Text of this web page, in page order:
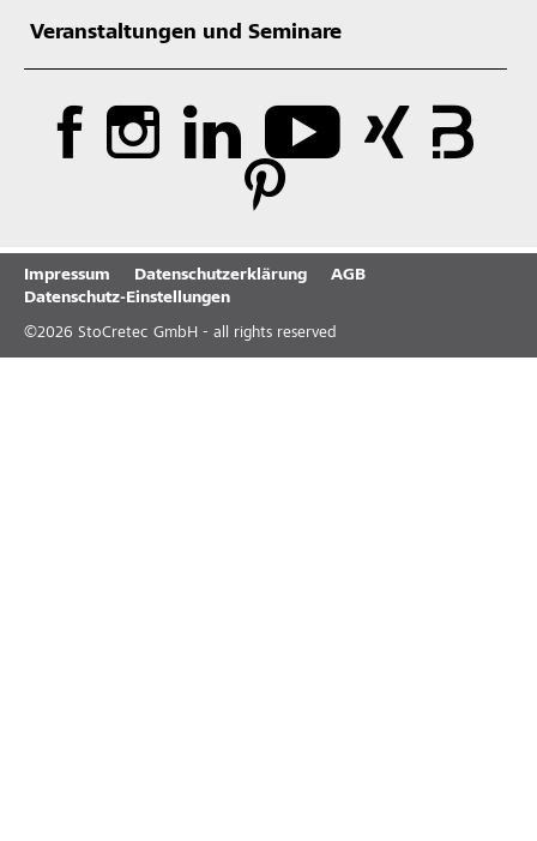
Veranstaltungen und Seminare
Impressum Datenschutzerklärung
AGB
Datenschutz-Einstellungen
©2026 StoCretec GmbH - all rights reserved